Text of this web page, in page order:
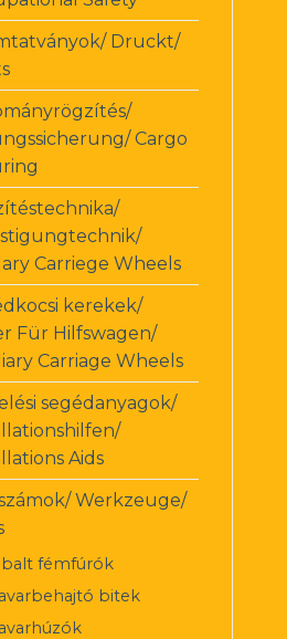
Druckt/
Cargo
Carriege Wheels
kerekek/
Für Hilfswagen/
Carriage Wheels
segédanyagok/
Aids
Werkzeuge/
fémfúrók
bitek